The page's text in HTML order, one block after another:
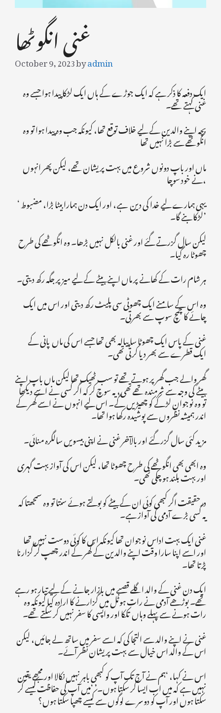
غنی انگوٹھا
October 9, 2023byadmin
ایک دفعہ کا ذکر ہے کہ ایک جوڑے کے ہاں ایک لڑکا پیدا ہوا جسے وہ
غنی کہتے تھے۔
بچہ اپنے والدین کے لیے خلاف توقع تھا، کیونکہ جب وہ پیدا ہوا تو وہ
انگوٹھے سے بڑا نہیں تھا
ماں اور باپ دونوں شروع میں بہت پریشان تھے، لیکن پھر انہوں
نے خود سوچا،
‘ یہی ہمارے لیے خدا کی دین ہے، اور ایک دن ہمارا بیٹا بڑا، مضبوط
لڑکا بنے گا۔’
لیکن سال گزرتے گئے اور غنی بالکل نہیں بڑھا۔ وہ انگوٹھے کی طرح
چھوٹا رہ گیا۔
ہر شام رات کے کھانے پر ماں اپنے بیٹے کے لیے میز پر جگہ رکھ دیتی۔
وہ اس کے سامنے ایک چھوٹی سی پلیٹ رکھ دیتی اور اس میں ایک
چائے کا چمچ سوپ سے بھرتی۔
غنی کے پاس ایک چھوٹا سا پیالہ بھی تھا جسے اس کی ماں پانی کے
ایک قطرے سے بھر دیا کرتی تھی۔
گھر والے جب گھر پر ہوتے تھے تو سب ٹھیک تھا لیکن ماں باپ اپنے
بیٹے کی وجہ سے شرمندہ تھے تھی، یہ سوچ کر کہ اگر کسی نے اسے دیکھا
تو وہ نوجوان لڑکے کو چھیڑیں گے۔ اس لیے انہوں نے اسے گھر کے
اندر ہمیشہ نظروں سے پوشیدہ رکھا ہوا تھا۔
مزید کئی سال گزر گئے اور بالآخر غنی نے اپنی بیسویں سالگرہ منائی۔
وہ ابھی بھی انگوٹھے کی طرح چھوٹا تھا، لیکن اس کی آواز بہت گہری
اور بہت بلند ہو چکی تھی۔
درحقیقت اگر کبھی کوئی ان کے بیٹے کو بولتے ہوئے سنتا تو وہ سمجھتا کہ
یہ کسی بڑے آدمی کی آواز ہے۔
غنی ایک بہت اداس نوجوان تھا کیونکہ اس کا کوئی دوست نہیں تھا
اور اسے اپنا سارا وقت اپنے والدین کے گھر کے اندر چھپ کر گزارنا
پڑتا تھا۔
ایک دن غنی کے والد اگلے قصبے میں بازار جانے کے لیے تیار ہو رہے
تھے۔ بوڑھے آدمی نے رات ہوٹل میں گزارنے کا ارادہ کیا کیونکہ وہ
رات ہونے سے پہلے وہاں تککا اور واپسی کا سفر نہیں کر سکتے تھے۔
غنی نے اپنے والد سے التجا کی کہ اسے سفر میں ساتھ لے جائیں، لیکن
اس کے والد اس خیال سے بہت پریشان نظر آئے۔
اس نے کہا، ‘ہم نے آج تک آپ کو کبھی باہر نہیں نکالا اور مجھے یقین
نہیں ہے کہ میں اب ایسا کر سکتا ہوں۔’ ‘میں آپ کی حفاظت کیسے کر
سکتا ہوں اور آپ کو دوسرے لوگوں سے کیسے چھپا سکتا ہوں؟